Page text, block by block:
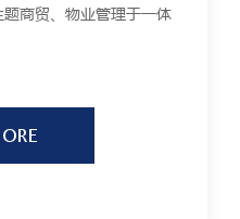
商贸、物业管理于一体